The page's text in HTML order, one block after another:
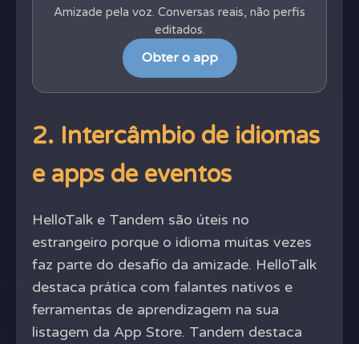
Amizade pela voz. Conversas reais, não perfis
editados.
Obter o app
2. Intercâmbio de idiomas
e apps de eventos
HelloTalk e Tandem são úteis no
estrangeiro porque o idioma muitas vezes
faz parte do desafio da amizade. HelloTalk
destaca prática com falantes nativos e
ferramentas de aprendizagem na sua
listagem da App Store. Tandem destaca